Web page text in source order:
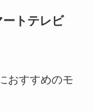
トテレビ
おすすめのモ